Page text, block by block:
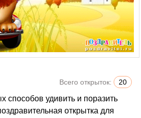
Всего открыток: 20
открытка для